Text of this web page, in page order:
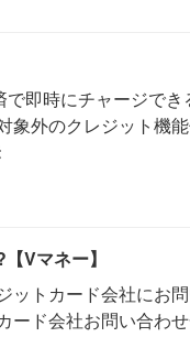
即時にチャージで
象外のクレジット機
Vマネー】
トカード会社にお
ド会社お問い合わせ